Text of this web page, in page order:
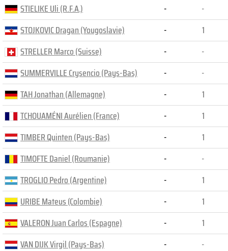
STIELIKE Uli (R.F.A.)
STOJKOVIC Dragan (Yougoslavie)
STRELLER Marco (Suisse)
SUMMERVILLE Crysencio (Pays-Bas)
TAH Jonathan (Allemagne)
TCHOUAMÉNI Aurélien (France)
TIMBER Quinten (Pays-Bas)
TIMOFTE Daniel (Roumanie)
TROGLIO Pedro (Argentine)
URIBE Mateus (Colombie)
VALERON Juan Carlos (Espagne)
VAN DIJK Virgil (Pays-Bas)
-
-
-
1
-
-
-
-
-
1
-
1
-
1
-
-
-
1
-
1
-
1
-
-